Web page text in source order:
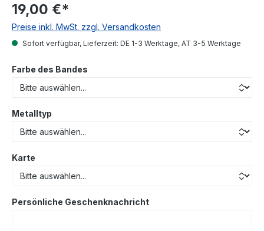
19,00 €*
Preise inkl. MwSt. zzgl. Versandkosten
Sofort verfügbar, Lieferzeit: DE 1-3 Werktage, AT 3-5 Werktage
Farbe des Bandes
Metalltyp
Karte
Persönliche Geschenknachricht